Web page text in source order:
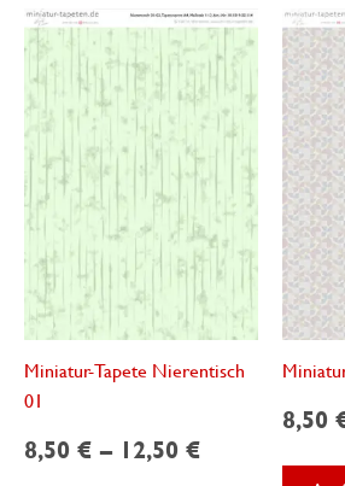
Die
Optionen
können
auf
der
Produktseite
gewählt
werden
Miniatur-Tapete Nierentisch
01
8,50 € – 12,50 €
8,50